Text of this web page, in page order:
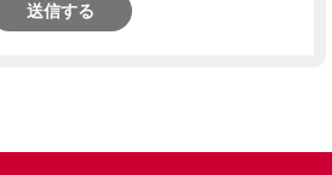
送信する